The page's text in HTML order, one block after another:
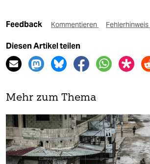
Feedback Kommentieren Fehlerhinweis
Diesen Artikel teilen
Mehr zum Thema